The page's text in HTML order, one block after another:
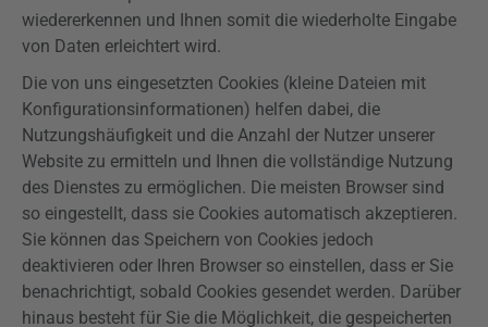
wiedererkennen und Ihnen somit die wiederholte Eingabe
von Daten erleichtert wird.
Die von uns eingesetzten Cookies (kleine Dateien mit
Konfigurationsinformationen) helfen dabei, die
Nutzungshäufigkeit und die Anzahl der Nutzer unserer
Website zu ermitteln und Ihnen die vollständige Nutzung
des Dienstes zu ermöglichen. Die meisten Browser sind
so eingestellt, dass sie Cookies automatisch akzeptieren.
Sie können das Speichern von Cookies jedoch
deaktivieren oder Ihren Browser so einstellen, dass er Sie
benachrichtigt, sobald Cookies gesendet werden. Darüber
hinaus besteht für Sie die Möglichkeit, die gespeicherten